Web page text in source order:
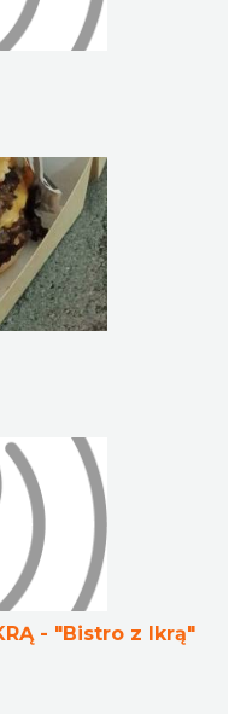
- "Bistro z Ikrą"